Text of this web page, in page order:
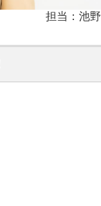
担当：池野